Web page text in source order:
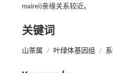
mairei)亲缘关系较近。
关键词
山茶属 / 叶绿体基因组 /